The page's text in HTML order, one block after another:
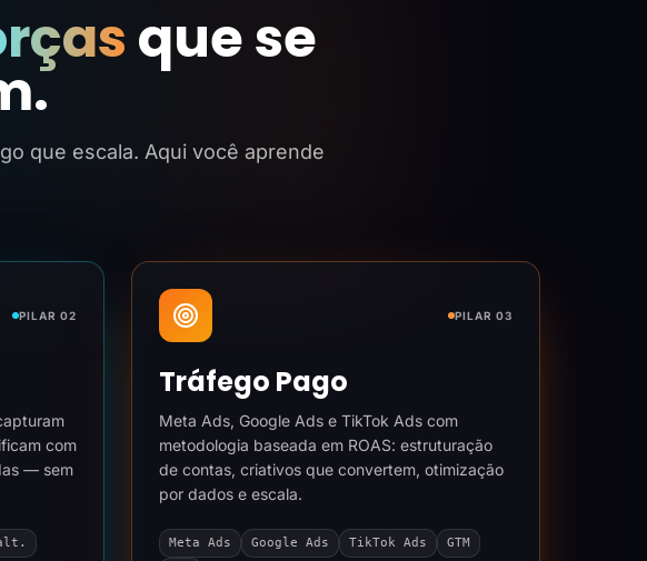
que se
que escala. Aqui você aprende
PILAR 02
com
— sem
PILAR 03
Tráfego Pago
Meta Ads, Google Ads e TikTok Ads com
metodologia baseada em ROAS: estruturação
de contas, criativos que convertem, otimização
por dados e escala.
Meta Ads Google Ads TikTok Ads
GTM